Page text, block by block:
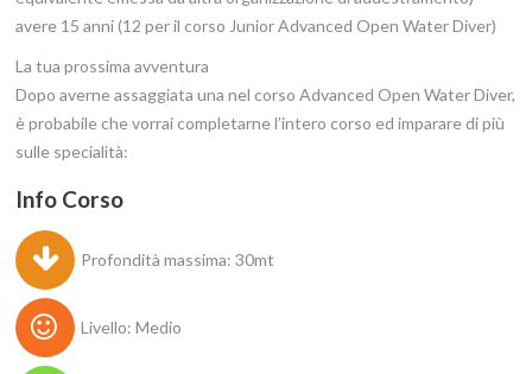
avere 15 anni (12 per il corso Junior Advanced Open Water Diver)
La tua prossima avventura
Dopo averne assaggiata una nel corso Advanced Open Water Diver,
è probabile che vorrai completarne l’intero corso ed imparare di più
sulle specialità:
Info Corso
Profondità massima: 30mt
Livello: Medio